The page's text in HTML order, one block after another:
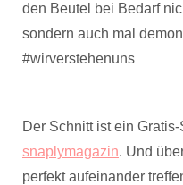
den Beutel bei Bedarf
sondern auch mal
#wirverstehenuns
Der Schnitt ist ein
snaplymagazin. Und
perfekt aufeinander